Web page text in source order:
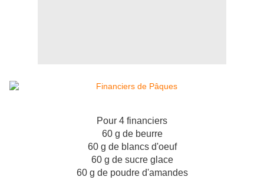
Pour 4 financiers
60 g de beurre
60 g de blancs d'oeuf
60 g de sucre glace
60 g de poudre d'amandes